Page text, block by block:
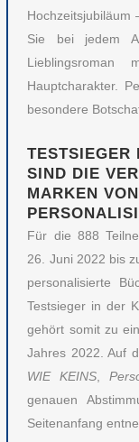
Hochzeitsjubiläum
Sie bei jedem
Hauptcharakter.
besondere
TESTSIEGER
SIND DIE
MARKEN
Für die 888
26. Juni 2022 bis
personalisierte
Testsieger in der
gehört somit zu
Jahres 2022. Auf
WIE KEINS ,
genauen
Seitenanfang